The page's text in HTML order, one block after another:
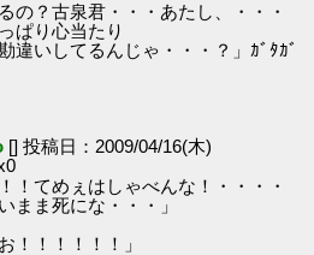
の？古泉君・・・あたし、・・・
ぱり心当たり
違いしてるんじゃ・・・？」ｶﾞﾀｶﾞ
[] 投稿日：2009/04/16(木)
！てめぇはしゃべんな！・・・・
まま死にな・・・」
！！！！！！」